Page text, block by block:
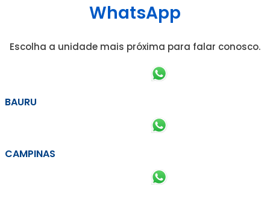
WhatsApp
Escolha a unidade mais próxima para falar conosco.
BAURU
CAMPINAS